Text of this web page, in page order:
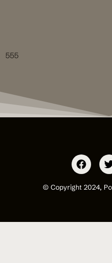
555
© Copyright 2024,